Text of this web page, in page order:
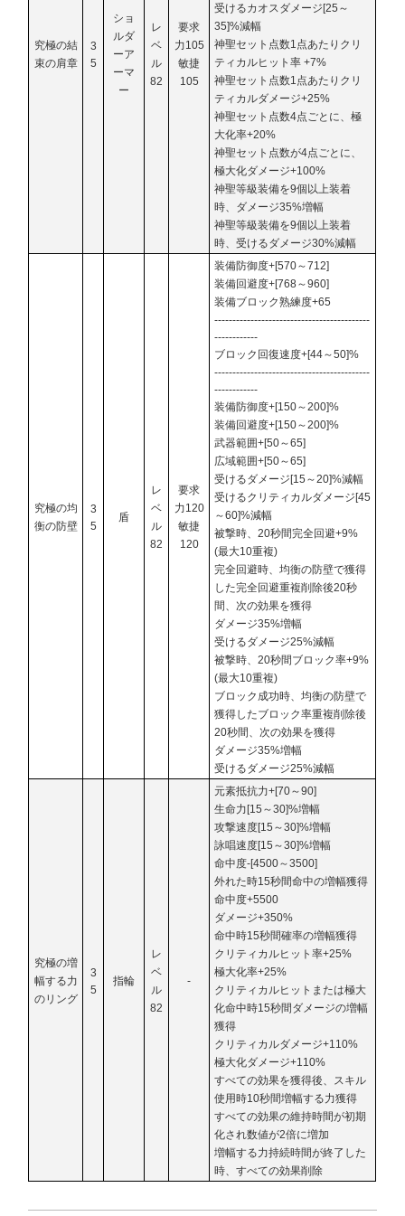
究極の結
束の肩章
3
5
ショ
ルダ
ーア
ーマ
ー
レ
ベ
ル
82
要求
力105
敏捷
105
受けるカオスダメージ[25～
35]%減幅
神聖セット点数1点あたりクリ
ティカルヒット率 +7%
神聖セット点数1点あたりクリ
ティカルダメージ+25%
神聖セット点数4点ごとに、極
大化率+20%
神聖セット点数が4点ごとに、
極大化ダメージ+100%
神聖等級装備を9個以上装着
時、ダメージ35%増幅
神聖等級装備を9個以上装着
時、受けるダメージ30%減幅
究極の均
衡の防壁
3
5
盾
レ
ベ
ル
82
要求
力120
敏捷
120
装備防御度+[570～712]
装備回避度+[768～960]
装備ブロック熟練度+65
-------------------------------------------
------------
ブロック回復速度+[44～50]%
-------------------------------------------
------------
装備防御度+[150～200]%
装備回避度+[150～200]%
武器範囲+[50～65]
広域範囲+[50～65]
受けるダメージ[15～20]%減幅
受けるクリティカルダメージ[45
～60]%減幅
被撃時、20秒間完全回避+9%
(最大10重複)
完全回避時、均衡の防壁で獲得
した完全回避重複削除後20秒
間、次の効果を獲得
ダメージ35%増幅
受けるダメージ25%減幅
被撃時、20秒間ブロック率+9%
(最大10重複)
ブロック成功時、均衡の防壁で
獲得したブロック率重複削除後
20秒間、次の効果を獲得
ダメージ35%増幅
受けるダメージ25%減幅
究極の増
幅する力
のリング
3
5
指輪
レ
ベ
ル
82
-
元素抵抗力+[70～90]
生命力[15～30]%増幅
攻撃速度[15～30]%増幅
詠唱速度[15～30]%増幅
命中度-[4500～3500]
外れた時15秒間命中の増幅獲得
命中度+5500
ダメージ+350%
命中時15秒間確率の増幅獲得
クリティカルヒット率+25%
極大化率+25%
クリティカルヒットまたは極大
化命中時15秒間ダメージの増幅
獲得
クリティカルダメージ+110%
極大化ダメージ+110%
すべての効果を獲得後、スキル
使用時10秒間増幅する力獲得
すべての効果の維持時間が初期
化され数値が2倍に増加
増幅する力持続時間が終了した
時、すべての効果削除